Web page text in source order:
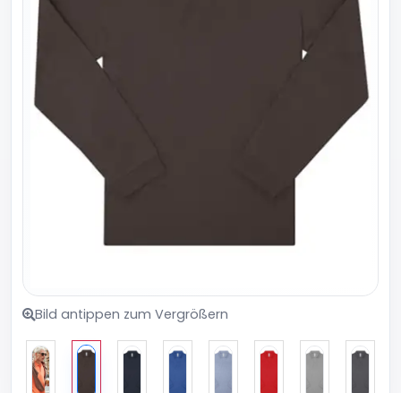
Bild antippen zum Vergrößern